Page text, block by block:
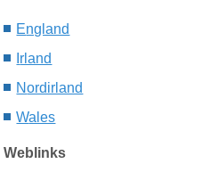
England
rland
Nordirland
Wales
Weblinks